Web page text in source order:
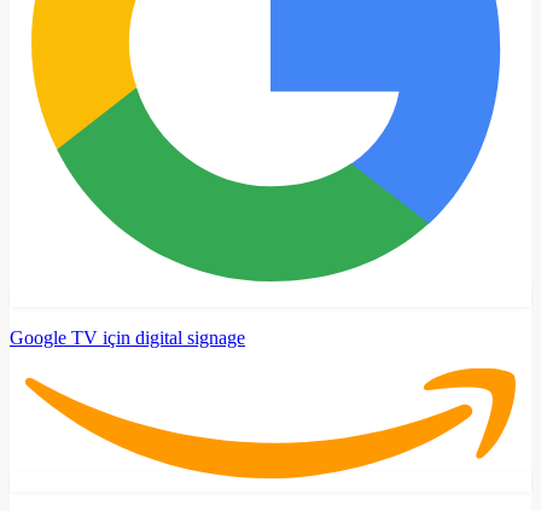
Google TV için digital signage